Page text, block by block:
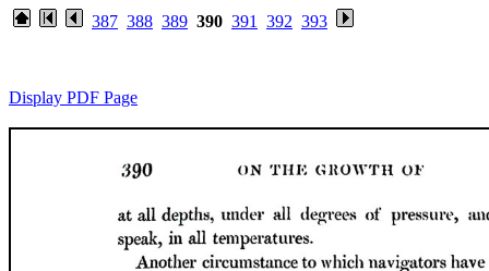
387 388 389 390 391 392 393
Display PDF Page